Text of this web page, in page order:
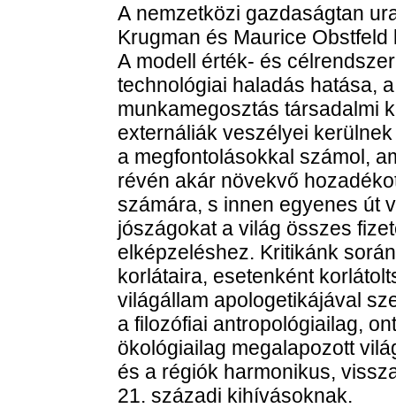
A nemzetközi gazdaságtan
Krugman és Maurice
A modell érték- és
technológiai haladás hatása,
munkamegosztás társadalmi
externáliák veszélyei
a megfontolásokkal számol,
révén akár növekvő
számára, s innen egyenes út
jószágokat a világ összes
elképzeléshez. Kritikánk
korlátaira, esetenként
világállam apologetikájával
a filozófiai antropológiailag,
ökológiailag megalapozott
és a régiók harmonikus,
21. századi kihívásoknak.